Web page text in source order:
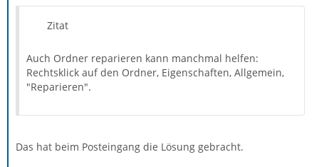
Zitat
Auch Ordner reparieren kann manchmal helfen:
Rechtsklick auf den Ordner, Eigenschaften, Allgemein,
"Reparieren".
Das hat beim Posteingang die Lösung gebracht.